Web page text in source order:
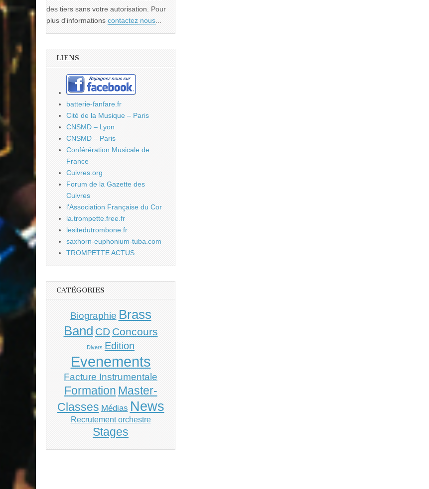
des tiers sans votre autorisation. Pour
plus d'informations contactez nous...
LIENS
batterie-fanfare.fr
Cité de la Musique – Paris
CNSMD – Lyon
CNSMD – Paris
Conférération Musicale de
France
Cuivres.org
Forum de la Gazette des
Cuivres
l'Association Française du Cor
la.trompette.free.fr
lesitedutrombone.fr
saxhorn-euphonium-tuba.com
TROMPETTE ACTUS
CATÉGORIES
Biographie Brass
Band CD Concours
Divers Edition
Evenements
Facture Instrumentale
Formation Master-
Classes Médias News
Recrutement orchestre
Stages